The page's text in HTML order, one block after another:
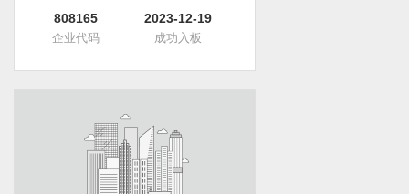
808165
企业代码
2023-12-19
成功入板